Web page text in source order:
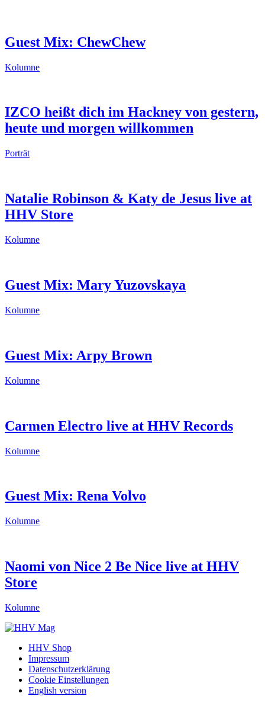
Guest Mix: ChewChew
Kolumne
IZCO heißt dich im Hackney von gestern,
heute und morgen willkommen
Porträt
Natalie Robinson & Katy de Jesus live at
HHV Store
Kolumne
Guest Mix: Mary Yuzovskaya
Kolumne
Guest Mix: Arpy Brown
Kolumne
Carmen Electro live at HHV Records
Kolumne
Guest Mix: Rena Volvo
Kolumne
Naomi von Nice 2 Be Nice live at HHV
Store
Kolumne
HHV Shop
Impressum
Datenschutzerklärung
Cookie Einstellungen
English version